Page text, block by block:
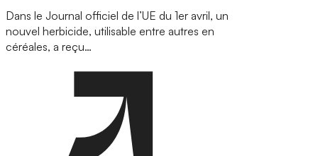
Dans le Journal officiel de l’UE du 1er avril, un
nouvel herbicide, utilisable entre autres en
céréales, a reçu…